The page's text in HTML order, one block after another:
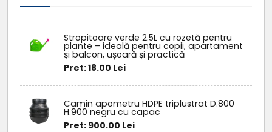
Stropitoare verde 2.5L cu rozetă pentru
plante – ideală pentru copii, apartament
și balcon, ușoară și practică
Pret: 18.00 Lei
Camin apometru HDPE triplustrat D.800
H.900 negru cu capac
Pret: 900.00 Lei